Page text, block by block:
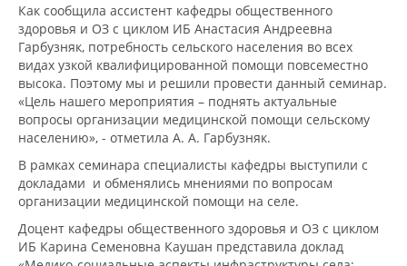
Как сообщила ассистент кафедры общественного
здоровья и ОЗ с циклом ИБ Анастасия Андреевна
Гарбузняк, потребность сельского населения во всех
видах узкой квалифицированной помощи повсеместно
высока. Поэтому мы и решили провести данный семинар.
«Цель нашего мероприятия – поднять актуальные
вопросы организации медицинской помощи сельскому
населению», - отметила А. А. Гарбузняк.
В рамках семинара специалисты кафедры выступили с
докладами и обменялись мнениями по вопросам
организации медицинской помощи на селе.
Доцент кафедры общественного здоровья и ОЗ с циклом
ИБ Карина Семеновна Каушан представила доклад